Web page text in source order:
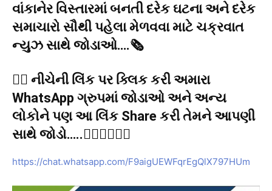
વાંકાનેર વિસ્તારમાં બનતી દરેક ઘટના અને દરેક
સમાચારો સૌથી પહેલા મેળવવા માટે ચક્રવાત
ન્યુઝ સાથે જોડાઓ….🗞️
👉🏻 નીચેની લિંક પર ક્લિક કરી અમારા
WhatsApp ગ્રુપમાં જોડાઓ અને અન્ય
લોકોને પણ આ લિંક Share કરી તેમને આપણી
સાથે જોડો…..👇🏻👇🏻👇🏻
https://chat.whatsapp.com/F9aigUEWFqrEgQlX797HUm